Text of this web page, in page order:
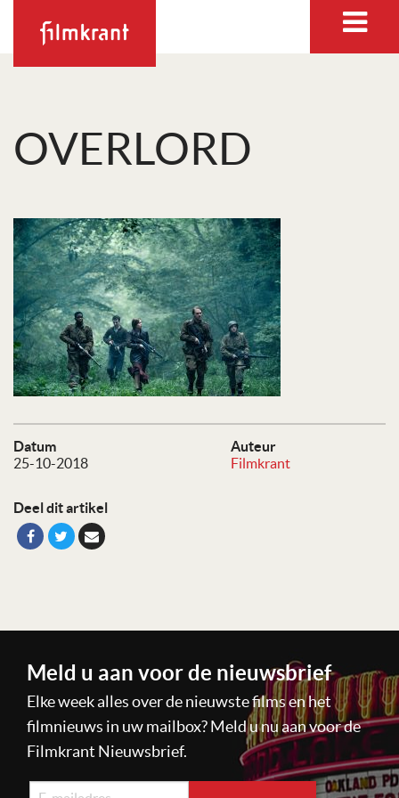
OVERLORD
Datum
25-10-2018
Auteur
Filmkrant
Deel dit artikel
Meld u aan voor de nieuwsbrief
Elke week alles over de nieuwste films en het
filmnieuws in uw mailbox? Meld u nu aan voor de
Filmkrant Nieuwsbrief.